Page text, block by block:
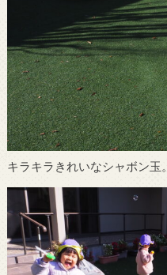
キラキラきれいなシャボン玉。